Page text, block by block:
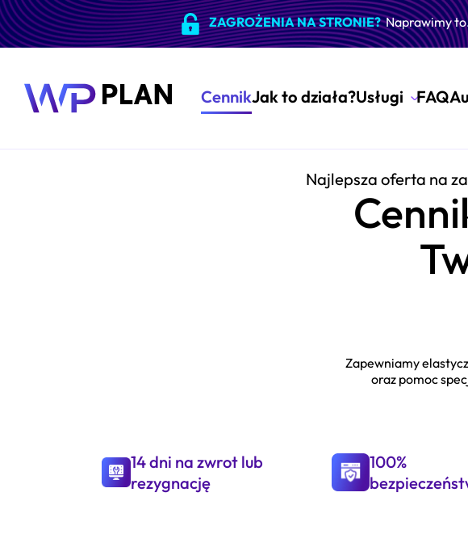
ZAGROŻENIA NA STRONIE?Naprawimy to.
CennikJak to działa?Usługi FAQ
Najlepsza oferta na
Zapewniamy
oraz pomoc
14 dni na zwrot lub
rezygnację
100%